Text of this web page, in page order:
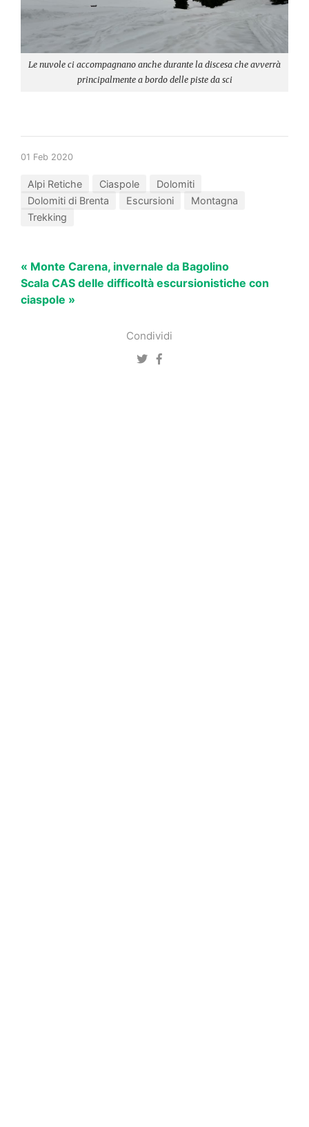
Condividi
Le nuvole ci accompagnano anche durante la discesa che avverrà
principalmente a bordo delle piste da sci
01 Feb 2020
Alpi Retiche Ciaspole
Dolomiti
Dolomiti di Brenta
Escursioni
Montagna
Trekking
« Monte Carena, invernale da Bagolino
Scala CAS delle difficoltà escursionistiche con
ciaspole »